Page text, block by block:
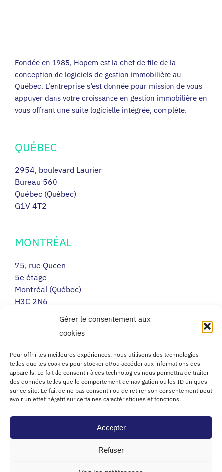
Gérer le consentement aux
cookies
Pour offrir les meilleures expériences, nous utilisons des technologies
telles que les cookies pour stocker et/ou accéder aux informations des
appareils. Le fait de consentir à ces technologies nous permettra de traiter
des données telles que le comportement de navigation ou les ID uniques
sur ce site. Le fait de ne pas consentir ou de retirer son consentement peut
avoir un effet négatif sur certaines caractéristiques et fonctions.
Accepter
Refuser
Fondée en 1985, Hopem est la chef de file de la
conception de logiciels de gestion immobilière au
Québec. L’entreprise s’est donnée pour mission de vous
appuyer dans votre croissance en gestion immobilière en
vous offrant une suite logicielle intégrée, complète.
QUÉBEC
2954, boulevard Laurier
Bureau 560
Québec (Québec)
G1V 4T2
MONTRÉAL
75, rue Queen
5e étage
Montréal (Québec)
H3C 2N6
RIMOUSKI
217, avenue Léonidas Sud
Porte 14
Rimouski (Québec)
G5L 2T5